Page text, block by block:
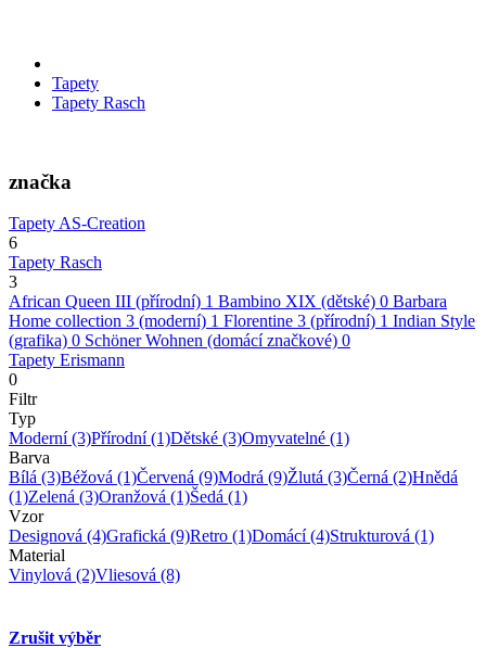
Tapety
Tapety Rasch
značka
Tapety AS-Creation
6
Tapety Rasch
3
African Queen III (přírodní) 1 Bambino XIX (dětské) 0 Barbara
Home collection 3 (moderní) 1 Florentine 3 (přírodní) 1 Indian Style
(grafika) 0 Schöner Wohnen (domácí značkové) 0
Tapety Erismann
0
Filtr
Typ
Moderní(3)Přírodní(1)Dětské (3)Omyvatelné (1)
Barva
Bílá (3)Béžová (1)Červená (9)Modrá (9)Žlutá (3)Černá (2)Hnědá
(1)Zelená (3)Oranžová (1)Šedá (1)
Vzor
Designová (4)Grafická (9)Retro (1)Domácí(4)Strukturová (1)
Material
Vinylová (2)Vliesová (8)
Zrušit výběr